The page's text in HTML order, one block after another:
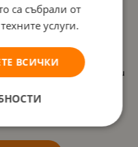
раница, която
превръщайки всеки
за малките
са събрали от
услуги.
ВСИЧКИ